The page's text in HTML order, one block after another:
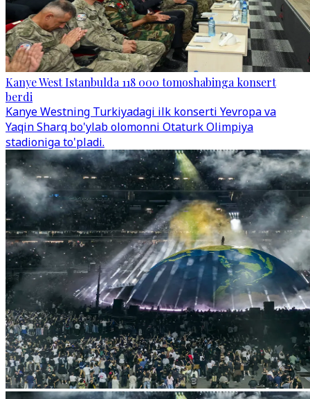
Kanye West Istanbulda 118 000 tomoshabinga konsert
berdi
Kanye Westning Turkiyadagi ilk konserti Yevropa va
Yaqin Sharq bo'ylab olomonni Otaturk Olimpiya
stadioniga to'pladi.